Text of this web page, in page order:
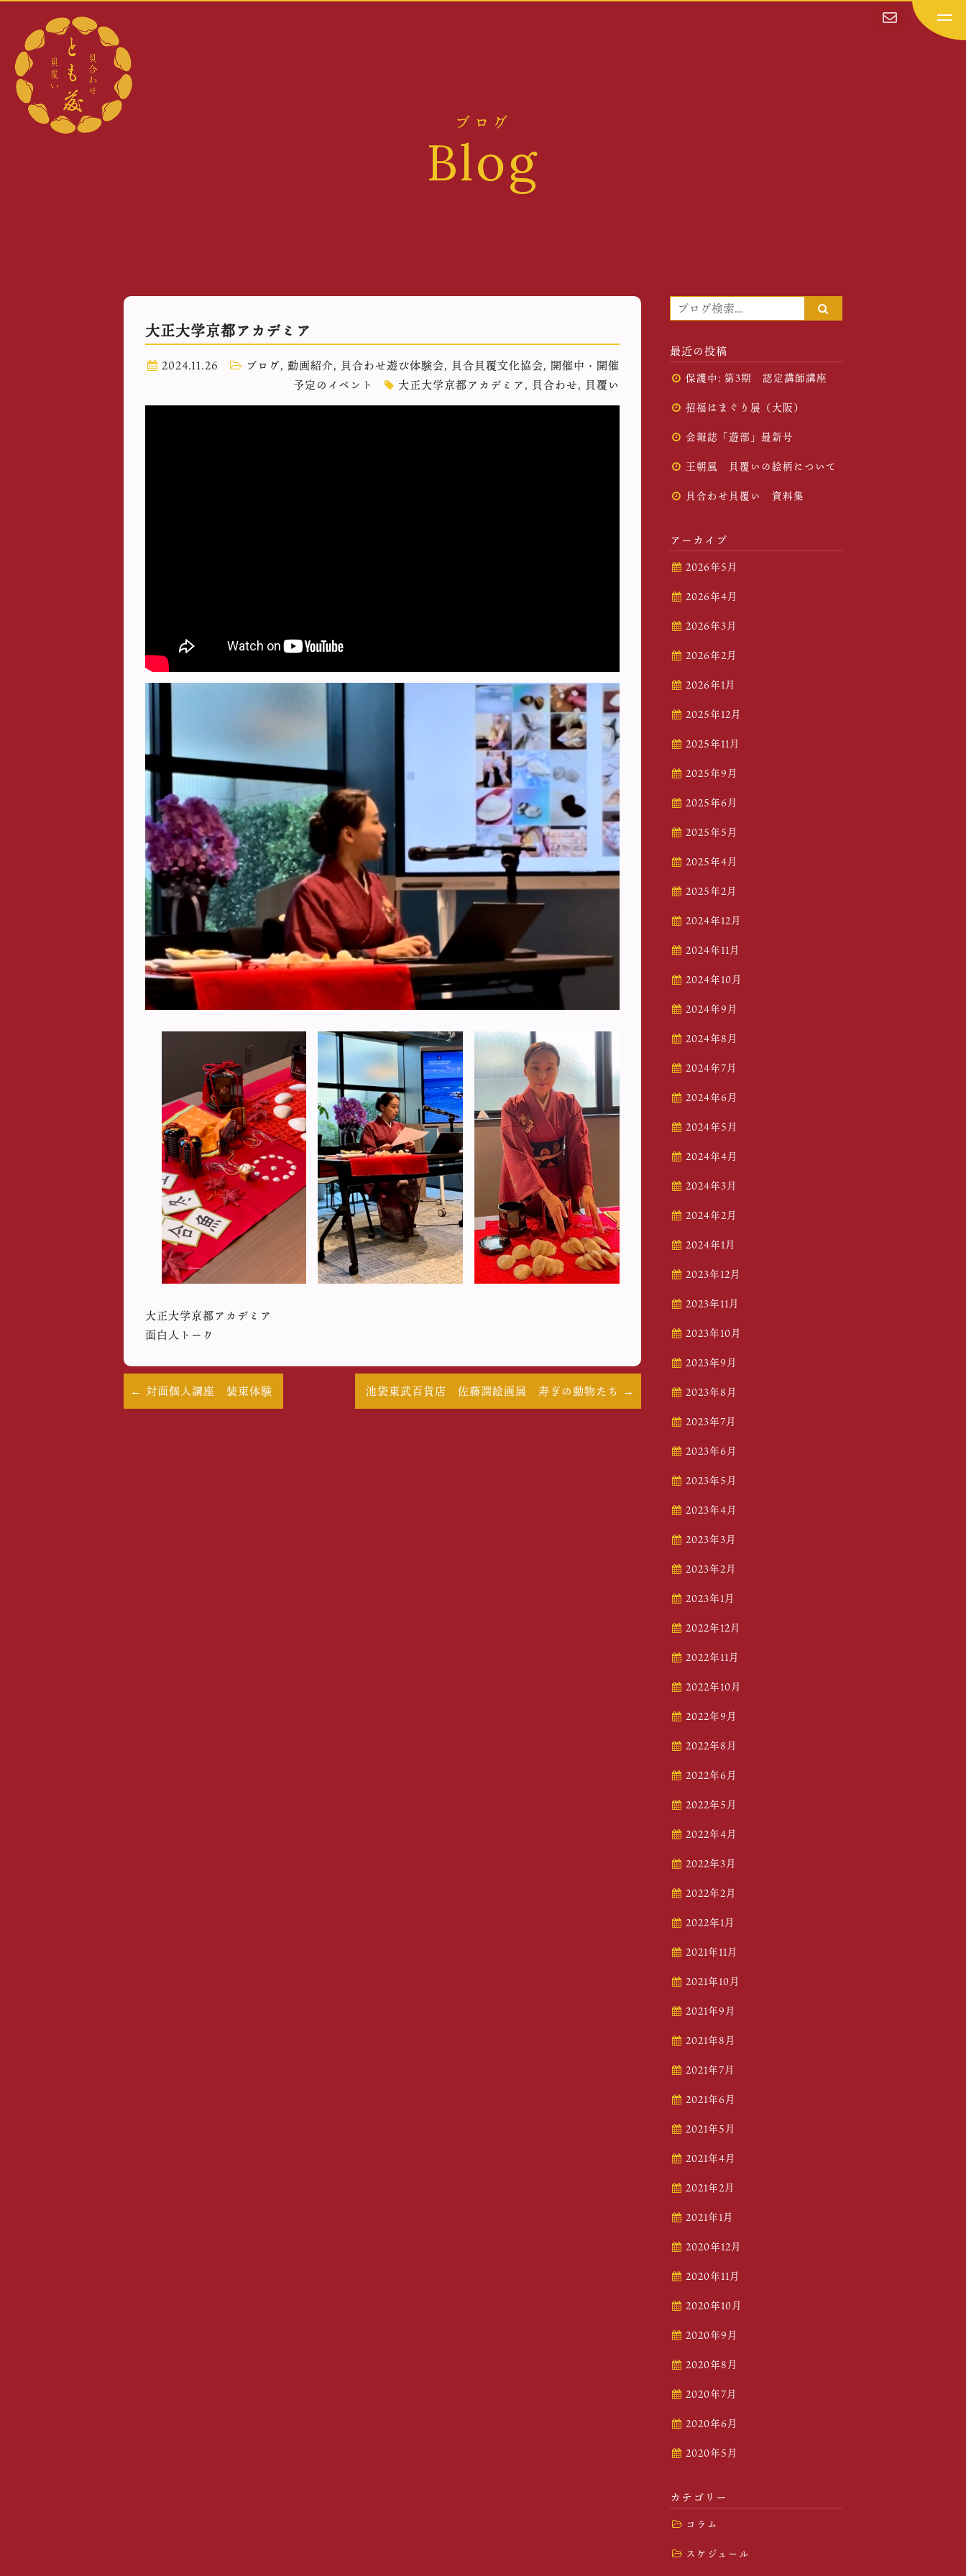
ブログ
Blog
大正大学京都アカデミア
2024.11.26 ブログ, 動画紹介, 貝合わせ遊び体験会, 貝合貝覆文化協会, 開催中・開催
予定のイベント
大正大学京都アカデミア, 貝合わせ, 貝覆い
大正大学京都アカデミア
面白人トーク
対面個人講座 装束体験 池袋東武百貨店 佐藤潤絵画展 寿ぎの動物たち
最近の投稿
保護中: 第3期 認定講師講座
招福はまぐり展（大阪）
会報誌「遊部」最新号
王朝風 貝覆いの絵柄について
貝合わせ貝覆い 資料集
アーカイブ
2026年5月
2026年4月
2026年3月
2026年2月
2026年1月
2025年12月
2025年11月
2025年9月
2025年6月
2025年5月
2025年4月
2025年2月
2024年12月
2024年11月
2024年10月
2024年9月
2024年8月
2024年7月
2024年6月
2024年5月
2024年4月
2024年3月
2024年2月
2024年1月
2023年12月
2023年11月
2023年10月
2023年9月
2023年8月
2023年7月
2023年6月
2023年5月
2023年4月
2023年3月
2023年2月
2023年1月
2022年12月
2022年11月
2022年10月
2022年9月
2022年8月
2022年6月
2022年5月
2022年4月
2022年3月
2022年2月
2022年1月
2021年11月
2021年10月
2021年9月
2021年8月
2021年7月
2021年6月
2021年5月
2021年4月
2021年2月
2021年1月
2020年12月
2020年11月
2020年10月
2020年9月
2020年8月
2020年7月
2020年6月
2020年5月
カテゴリー
コラム
スケジュール